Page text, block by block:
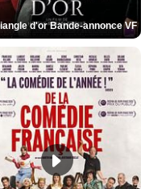
d'or Bande-annonce VF